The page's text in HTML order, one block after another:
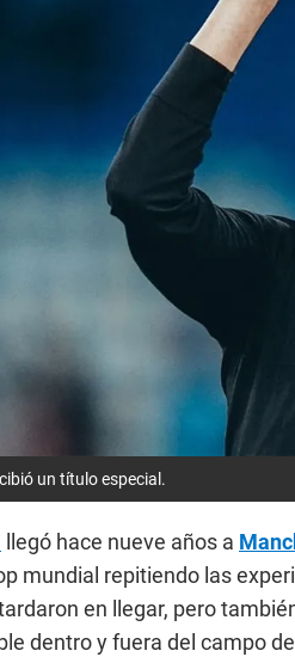
un título especial.
llegó hace nueve años a
mundial repitiendo las
en llegar, pero
dentro y fuera del campo